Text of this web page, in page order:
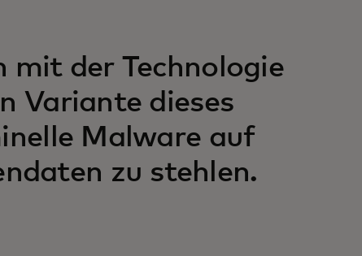
mit der Technologie
Variante dieses
Malware auf
zu stehlen.